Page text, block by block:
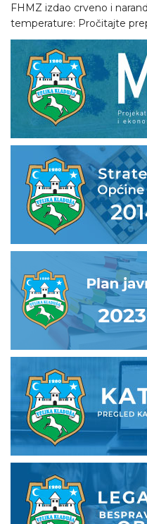
FHMZ izdao crveno i
temperature: Pročitajte